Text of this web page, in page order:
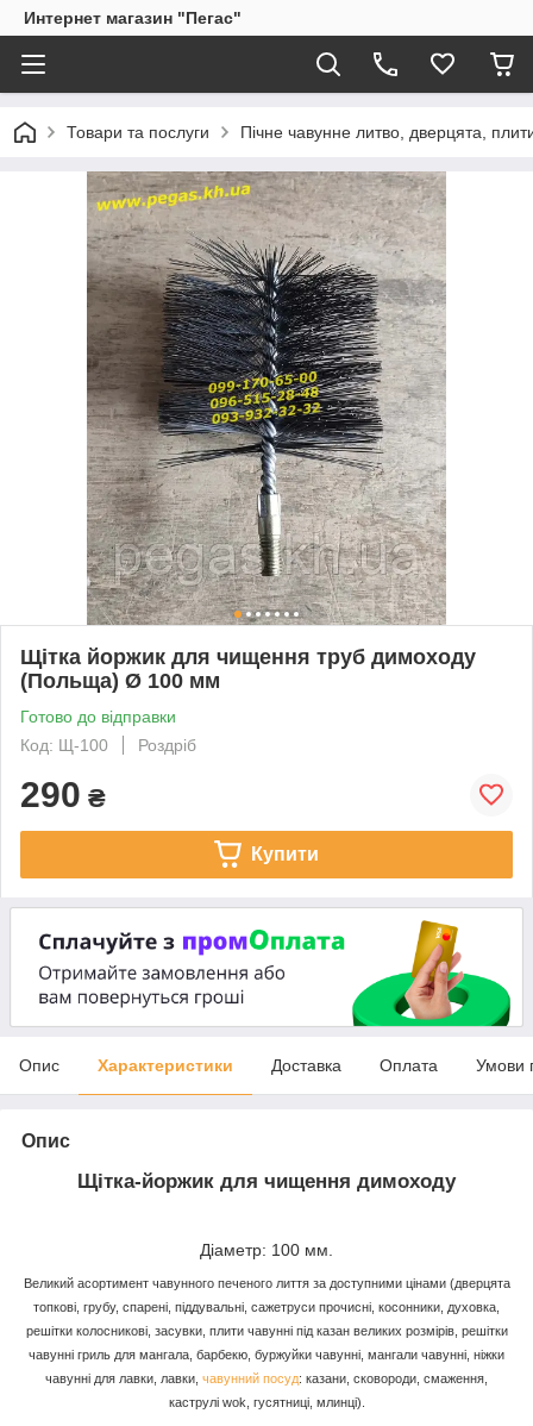
Интернет магазин "Пегас"
Товари та послуги Пічне чавунне литво, дверцята,
Щітка йоржик для чищення труб димоходу
(Польща) Ø 100 мм
Готово до відправки
Код: Щ-100
Роздріб
290 ₴
Купити
Опис Характеристики Доставка Оплата Умови
Опис
Щітка-йоржик для чищення димоходу
Діаметр: 100 мм.
Великий асортимент чавунного печеного лиття за доступними цінами (дверцята
топкові, грубу, спарені, піддувальні, сажетруси прочисні, косонники, духовка,
решітки колосникові, засувки, плити чавунні під казан великих розмірів, решітки
чавунні гриль для мангала, барбекю, буржуйки чавунні, мангали чавунні, ніжки
чавунні для лавки, лавки, чавунний посуд: казани, сковороди, смаження,
каструлі wok, гусятниці, млинці).